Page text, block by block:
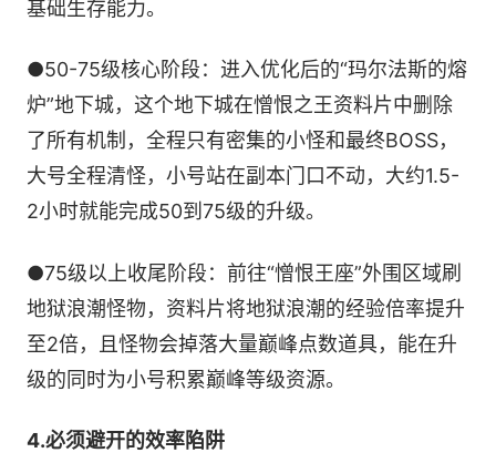
基础生存能力。
●50-75级核心阶段：进入优化后的“玛尔法斯的熔
炉”地下城，这个地下城在憎恨之王资料片中删除
了所有机制，全程只有密集的小怪和最终BOSS，
大号全程清怪，小号站在副本门口不动，大约1.5-
2小时就能完成50到75级的升级。
●75级以上收尾阶段：前往“憎恨王座”外围区域刷
地狱浪潮怪物，资料片将地狱浪潮的经验倍率提升
至2倍，且怪物会掉落大量巅峰点数道具，能在升
级的同时为小号积累巅峰等级资源。
4.必须避开的效率陷阱